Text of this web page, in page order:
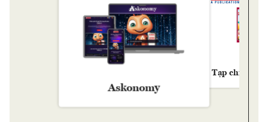
Askonomy
Tạp chí Kinh